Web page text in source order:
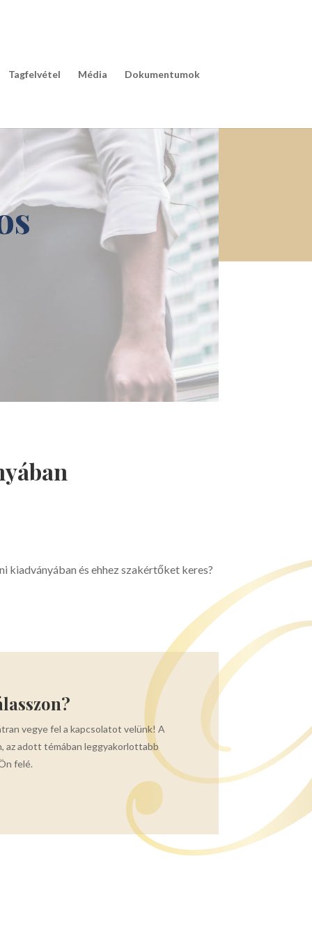
Tagfelvétel Média Dokumentumok
kiadványában és ehhez szakértőket keres?
vegye fel a kapcsolatot velünk! A
az adott témában leggyakorlottabb
felé.